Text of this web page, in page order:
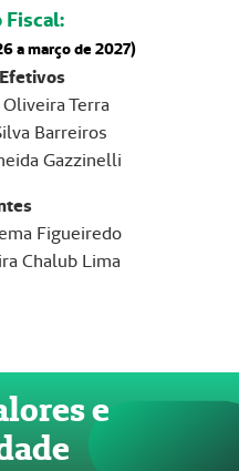
Fiscal:
a março de 2027)
Terra
Barreiros
Gazzinelli
Figueiredo
Chalub Lima
e